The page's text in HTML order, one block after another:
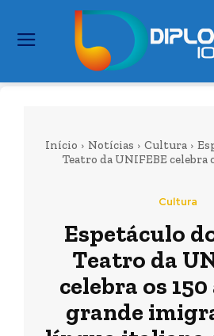
Início Notícias Cultura
Teatro da UNIFEBE celebra
Cultura
Espetáculo
Teatro da
celebra os
grande